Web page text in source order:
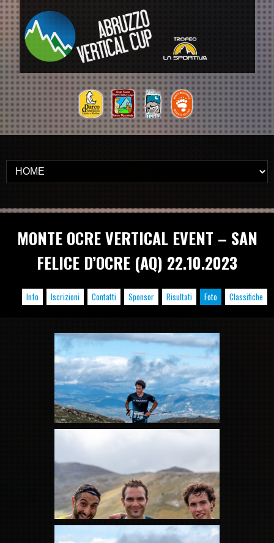
MONTE OCRE VERTICAL EVENT – SAN
FELICE D’OCRE (AQ) 22.10.2023
Info Iscrizioni Contatti Sponsor Risultati Foto Classifiche